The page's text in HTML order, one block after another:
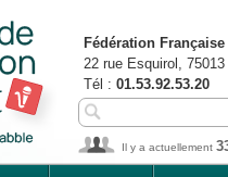
Fédération
22 rue Esquirol,
Tél : 01.53.92.53.20
Il y a actuellement